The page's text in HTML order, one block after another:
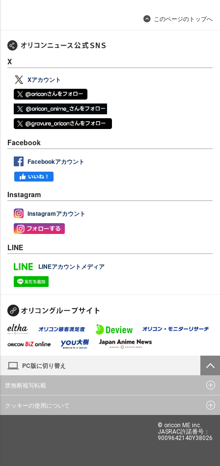
このページのトップへ
X
Xアカウント
Facebook
Facebookアカウント
Instagram
Instagramアカウント
LINE
LINEアカウントメディア
PC版に切り替え
禁無断複写転載
クッキーの使用について
© oricon ME inc.
JASRAC許諾番号：
9009642140Y38026